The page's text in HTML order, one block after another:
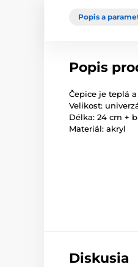
Popis a
Popis
Čepice je teplá
Velikost:
Délka: 24 cm +
Materiál: akryl
Diskusia